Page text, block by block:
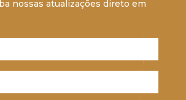
nossas atualizações direto em